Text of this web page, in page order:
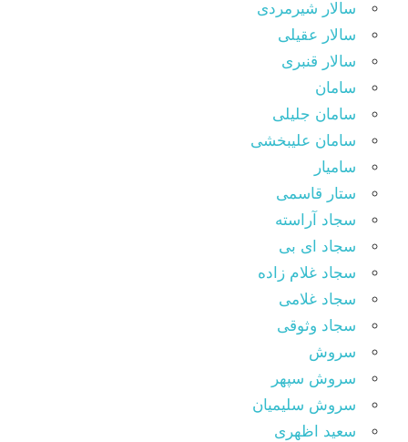
سالار شیرمردی
سالار عقیلی
سالار قنبری
سامان
سامان جلیلی
سامان علیبخشی
سامیار
ستار قاسمی
سجاد آراسته
سجاد ای بی
سجاد غلام زاده
سجاد غلامی
سجاد وثوقى
سروش
سروش سپهر
سروش سلیمیان
سعید اظهری